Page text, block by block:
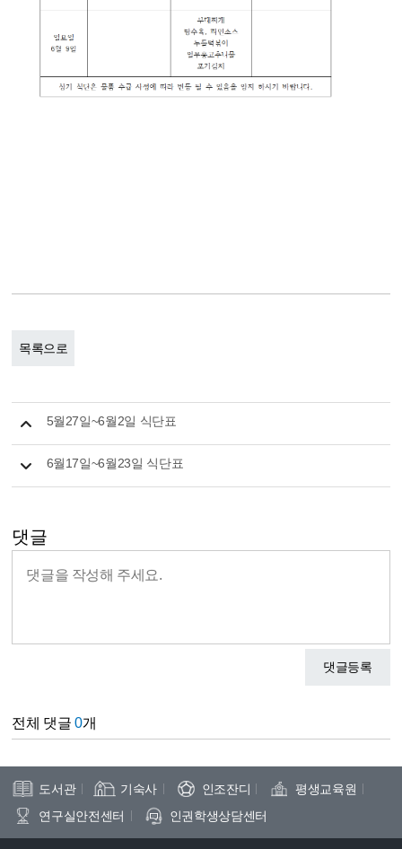
목록으로
5월27일~6월2일 식단표
6월17일~6월23일 식단표
댓글
댓글등록
전체 댓글0개
도서관 기숙사 인조잔디
평생교육원
연구실안전센터
인권학생상담센터